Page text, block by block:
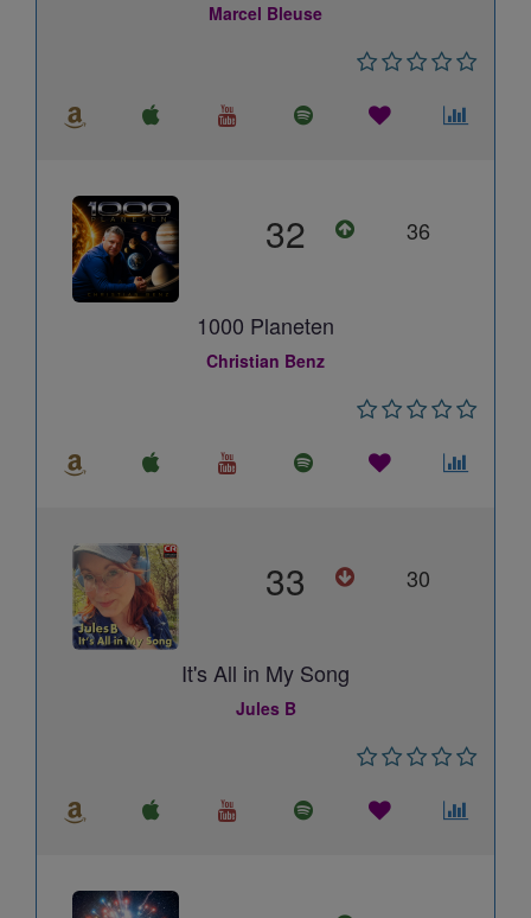
Marcel Bleuse
32 36
1000 Planeten
Christian Benz
33 30
It's All in My Song
Jules B